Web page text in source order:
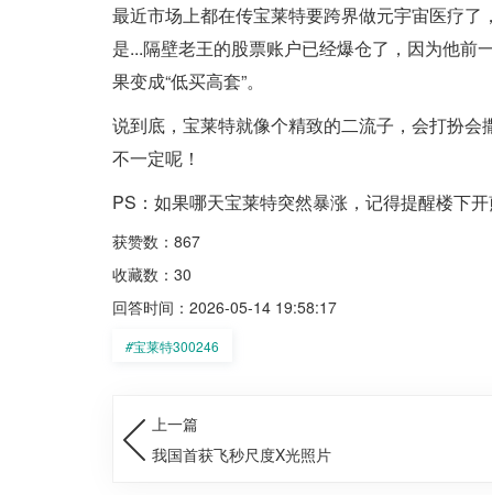
最近市场上都在传宝莱特要跨界做元宇宙医疗
是...隔壁老王的股票账户已经爆仓了，因为他前
果变成“低买高套”。
说到底，宝莱特就像个精致的二流子，会打扮
不一定呢！
PS：如果哪天宝莱特突然暴涨，记得提醒楼下
获赞数：867
收藏数：30
回答时间：2026-05-14 19:58:17
#宝莱特300246
上一篇
我国首获飞秒尺度X光照片